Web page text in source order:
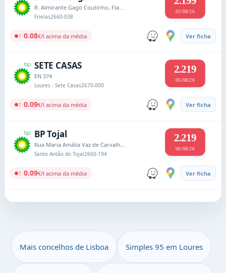
R. Almirante Gago Coutinho, Flamenga
Frielas2660-038
03/08/26
↑ 0.08€/l acima da média Ver ficha
SETE CASAS
EN 374
Loures - Sete Casas2670-000
2.219
05/08/26
↑ 0.09€/l acima da média Ver ficha
BP Tojal
Rua Maria Amália Vaz de Carvalho, Casal da Confeiteira
Santo Antão do Tojal2660-194
2.219
06/08/26
↑ 0.09€/l acima da média Ver ficha
Mais concelhos de Lisboa Simples 95 em Loures